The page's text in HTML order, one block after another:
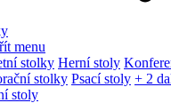
menu
stolky Herní stoly
stolky Psací stoly + 2
stoly